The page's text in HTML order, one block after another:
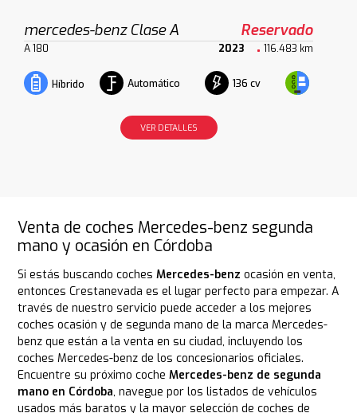
mercedes-benz Clase A Reservado
A 180 2023 116.483 km
Híbrido Automático 136 cv
VER DETALLES
Venta de coches Mercedes-benz segunda
mano y ocasión en Córdoba
Si estás buscando cochesMercedes-benz ocasión en venta,
entonces Crestanevada es el lugar perfecto para empezar. A
través de nuestro servicio puede acceder a los mejores
coches ocasión y de segunda mano de la marca Mercedes-
benz que están a la venta en su ciudad, incluyendo los
coches Mercedes-benz de los concesionarios oficiales.
Encuentre su próximo cocheMercedes-benz de segunda
mano en Córdoba, navegue por los listados de vehículos
usados más baratos y la mayor selección de coches de